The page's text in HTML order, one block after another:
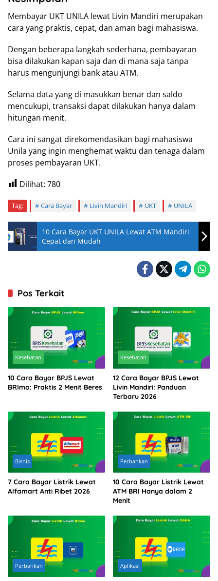
Membayar UKT UNILA lewat Livin Mandiri merupakan
cara yang praktis, cepat, dan aman bagi mahasiswa.
Dengan beberapa langkah sederhana, pembayaran
bisa dilakukan kapan saja dan di mana saja tanpa
harus mengunjungi bank atau ATM.
Selama data yang di masukkan benar dan saldo
mencukupi, transaksi dapat dilakukan hanya dalam
hitungan menit.
Cara ini sangat direkomendasikan bagi mahasiswa
Unila yang ingin menghemat waktu dan tenaga dalam
proses pembayaran UKT.
Dilihat: 780
Tag: Cara Bayar Livin Mandiri UKT UNILA
10 Cara Bayar UKT UNILA Lewat ATM Mandiri
Cepat dan Mudah
Pos Terkait
Kesehatan
10 Cara Bayar BPJS Lewat
BRImo: Praktis 2 Menit Beres
Kesehatan
12 Cara Bayar BPJS Lewat
Livin Mandiri: Panduan
Terbaru 2026
Bisnis
7 Cara Bayar Listrik Lewat
Alfamart Anti Ribet 2026
Perbankan
10 Cara Bayar Listrik Lewat
ATM BRI Hanya dalam 2
Menit
Perbankan Aplikasi